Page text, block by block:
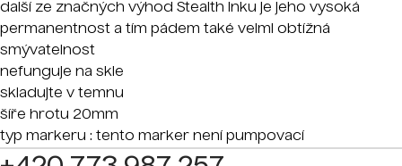
další ze značných výhod Stealth inku je jeho vysoká
permanentnost a tím pádem také velmi obtížná
smývatelnost
nefunguje na skle
skladujte v temnu
šíře hrotu 20mm
typ markeru : tento marker není pumpovací